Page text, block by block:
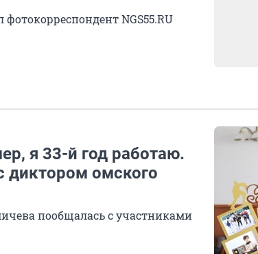
NGS55.RU
я 33-й год работаю.
диктором омского
пообщалась с участниками